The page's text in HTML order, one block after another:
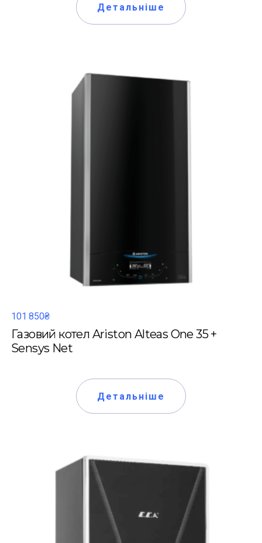
Детальніше
101 850₴
Газовий котел Ariston Alteas One 35 +
Sensys Net
Детальніше